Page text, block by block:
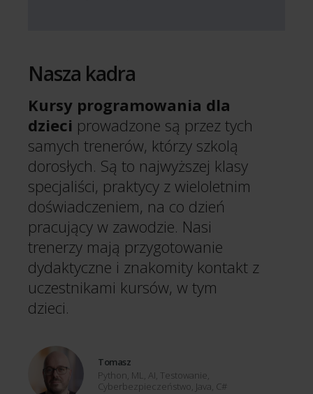
Nasza kadra
Kursy programowania dla
dzieci prowadzone są przez tych
samych trenerów, którzy szkolą
dorosłych. Są to najwyższej klasy
specjaliści, praktycy z wieloletnim
doświadczeniem, na co dzień
pracujący w zawodzie. Nasi
trenerzy mają przygotowanie
dydaktyczne i znakomity kontakt z
uczestnikami kursów, w tym
dzieci.
Tomasz
Python, ML, AI, Testowanie,
Cyberbezpieczeństwo, Java, C#